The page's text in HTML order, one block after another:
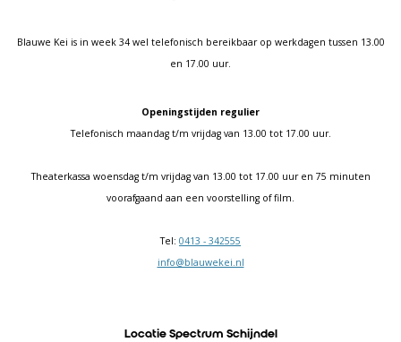
Blauwe Kei is in week 34 wel telefonisch bereikbaar op werkdagen tussen 13.00
en 17.00 uur.
Openingstijden regulier
Telefonisch maandag t/m vrijdag van 13.00 tot 17.00 uur.
Theaterkassa woensdag t/m vrijdag van 13.00 tot 17.00 uur en 75 minuten
voorafgaand aan een voorstelling of film.
Tel: 0413 - 342555
info@blauwekei.nl
Locatie Spectrum Schijndel